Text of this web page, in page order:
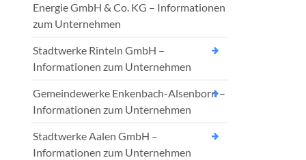
Energie GmbH & Co. KG – Informationen
zum Unternehmen
Stadtwerke Rinteln GmbH –
Informationen zum Unternehmen
Gemeindewerke Enkenbach-Alsenborn –
Informationen zum Unternehmen
Stadtwerke Aalen GmbH –
Informationen zum Unternehmen